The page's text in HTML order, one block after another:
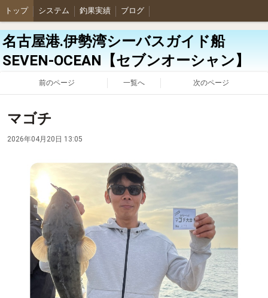
トップ システム 釣果実績 ブログ
名古屋港.伊勢湾シーバスガイド船
SEVEN-OCEAN【セブンオーシャン】
前のページ 一覧へ 次のページ
マゴチ
2026年04月20日 13:05